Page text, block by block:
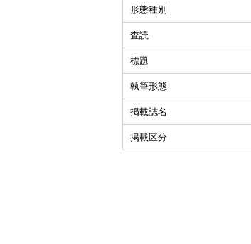
形態種別
査読
標題
執筆形態
掲載誌名
掲載区分